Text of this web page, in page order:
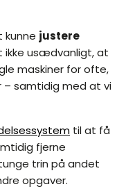
justere
ikke usædvanligt, at
maskiner for ofte,
– samtidig med at vi
til at få
fjerne
trin på andet
opgaver.